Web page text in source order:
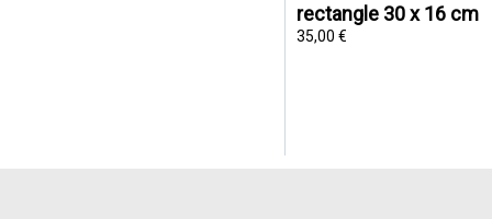
rectangle 30 x 16 cm
35,00 €